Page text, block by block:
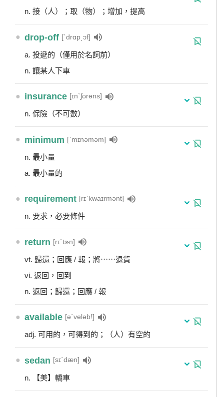
n. 接（人）；取（物）；增加，提高
● drop-off [ˋdrɑp͵ɔf]
a. 投遞的（僅用於名詞前）
n. 讓某人下車
● insurance [ɪnˋʃʊrəns]
n. 保險（不可數）
● minimum [ˋmɪnəməm]
n. 最小量
a. 最小量的
● requirement [rɪˋkwaɪrmənt]
n. 要求，必要條件
● return [rɪˋtɝn]
vt. 歸還；回應 / 報；將⋯⋯退貨
vi. 返回，回到
n. 返回；歸還；回應 / 報
● available [əˋveləb!]
adj. 可用的，可得到的；（人）有空的
● sedan [sɪˋdæn]
n. 【美】轎車